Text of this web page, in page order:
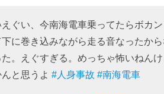
えぐい、今南海電車乗ってたらボカ
に巻き込みながら走る音なったか
。えぐすぎる。めっちゃ怖いねん
と思うよ #人身事故 #南海電車